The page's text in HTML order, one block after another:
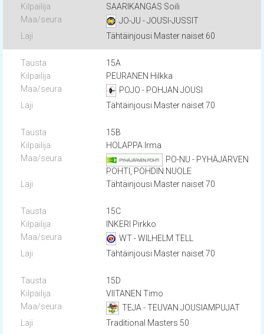
SAARIKANGAS Soili
JO-JU - JOUSI-JUSSIT
Tähtäinjousi Master naiset 60
15A
PEURANEN Hilkka
POJO - POHJAN JOUSI
Tähtäinjousi Master naiset 70
15B
HOLAPPA Irma
PO-NU - PYHÄJÄRVEN
POHTI, POHDIN NUOLE
Tähtäinjousi Master naiset 70
15C
INKERI Pirkko
WT - WILHELM TELL
Tähtäinjousi Master naiset 70
15D
VIITANEN Timo
TEJA - TEUVAN JOUSIAMPUJAT
Traditional Masters 50